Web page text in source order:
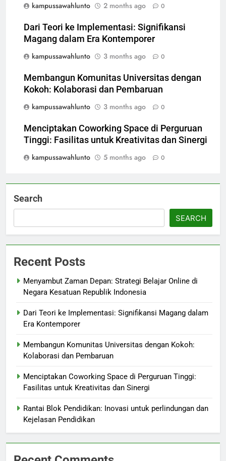
kampussawahlunto
2 months ago 0
Dari Teori ke Implementasi: Signifikansi
Magang dalam Era Kontemporer
kampussawahlunto
3 months ago 0
Membangun Komunitas Universitas dengan
Kokoh: Kolaborasi dan Pembaruan
kampussawahlunto
3 months ago 0
Menciptakan Coworking Space di Perguruan
Tinggi: Fasilitas untuk Kreativitas dan Sinergi
kampussawahlunto
5 months ago 0
Search
SEARCH
Recent Posts
Menyambut Zaman Depan: Strategi Belajar Online di
Negara Kesatuan Republik Indonesia
Dari Teori ke Implementasi: Signifikansi Magang dalam
Era Kontemporer
Membangun Komunitas Universitas dengan Kokoh:
Kolaborasi dan Pembaruan
Menciptakan Coworking Space di Perguruan Tinggi:
Fasilitas untuk Kreativitas dan Sinergi
Rantai Blok Pendidikan: Inovasi untuk perlindungan dan
Kejelasan Pendidikan